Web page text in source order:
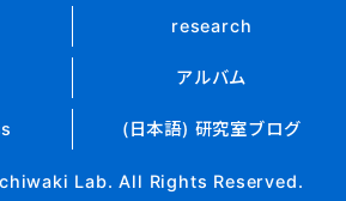
research
アルバム
(日本語) 研究室ブログ
Lab. All Rights Reserved.